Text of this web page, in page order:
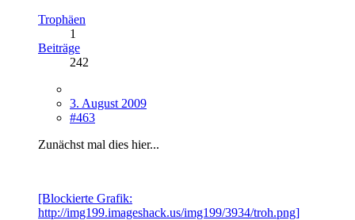
Trophäen
1
Beiträge
242
3. August 2009
#463
Zunächst mal dies hier...
[Blockierte Grafik:
http://img199.imageshack.us/img199/3934/troh.png]